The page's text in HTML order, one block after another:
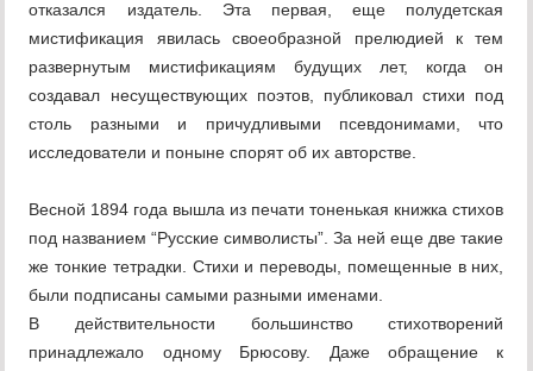
отказался издатель. Эта первая, еще полудетская
мистификация явилась своеобразной прелюдией к тем
развернутым мистификациям будущих лет, когда он
создавал несуществующих поэтов, публиковал стихи под
столь разными и причудливыми псевдонимами, что
исследователи и поныне спорят об их авторстве.
Весной 1894 года вышла из печати тоненькая книжка стихов
под названием “Русские символисты”. За ней еще две такие
же тонкие тетрадки. Стихи и переводы, помещенные в них,
были подписаны самыми разными именами.
В действительности большинство стихотворений
принадлежало одному Брюсову. Даже обращение к